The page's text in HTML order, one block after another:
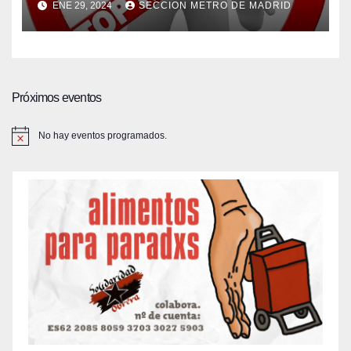
ENE 29, 2024 SECCION METRO DE MADRID
Próximos eventos
No hay eventos programados.